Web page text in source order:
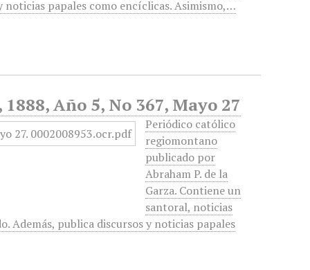
noticias papales como encíclicas. Asimismo,…
Año 5, No 367, Mayo 27
Periódico católico
regiomontano
publicado por
Abraham P. de la
Garza. Contiene un
santoral, noticias
Además, publica discursos y noticias papales